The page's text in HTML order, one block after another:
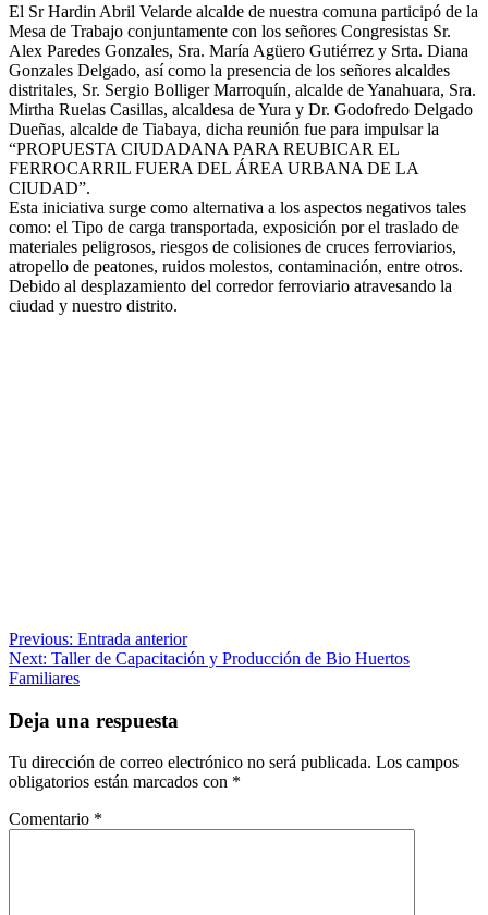
El Sr Hardin Abril Velarde alcalde de nuestra comuna participó de la
Mesa de Trabajo conjuntamente con los señores Congresistas Sr.
Alex Paredes Gonzales, Sra. María Agüero Gutiérrez y Srta. Diana
Gonzales Delgado, así como la presencia de los señores alcaldes
distritales, Sr. Sergio Bolliger Marroquín, alcalde de Yanahuara, Sra.
Mirtha Ruelas Casillas, alcaldesa de Yura y Dr. Godofredo Delgado
Dueñas, alcalde de Tiabaya, dicha reunión fue para impulsar la
“PROPUESTA CIUDADANA PARA REUBICAR EL
FERROCARRIL FUERA DEL ÁREA URBANA DE LA
CIUDAD”.
Esta iniciativa surge como alternativa a los aspectos negativos tales
como: el Tipo de carga transportada, exposición por el traslado de
materiales peligrosos, riesgos de colisiones de cruces ferroviarios,
atropello de peatones, ruidos molestos, contaminación, entre otros.
Debido al desplazamiento del corredor ferroviario atravesando la
ciudad y nuestro distrito.
Navegación
de
Previous: Entrada anterior
Next: Taller de Capacitación y Producción de Bio Huertos
Familiares
Deja una respuesta
Tu dirección de correo electrónico no será publicada. Los campos
obligatorios están marcados con *
Comentario *